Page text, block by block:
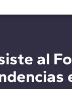
al